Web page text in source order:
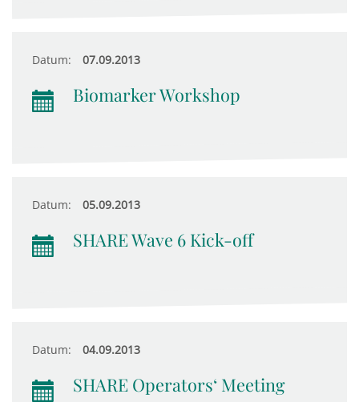
Datum: 07.09.2013
Biomarker Workshop
Datum: 05.09.2013
SHARE Wave 6 Kick-off
Datum: 04.09.2013
SHARE Operators‘ Meeting